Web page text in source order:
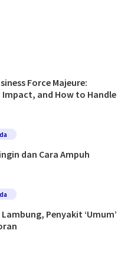
Force Majeure:
and How to Handle
dan Cara Ampuh
Penyakit ‘Umum’